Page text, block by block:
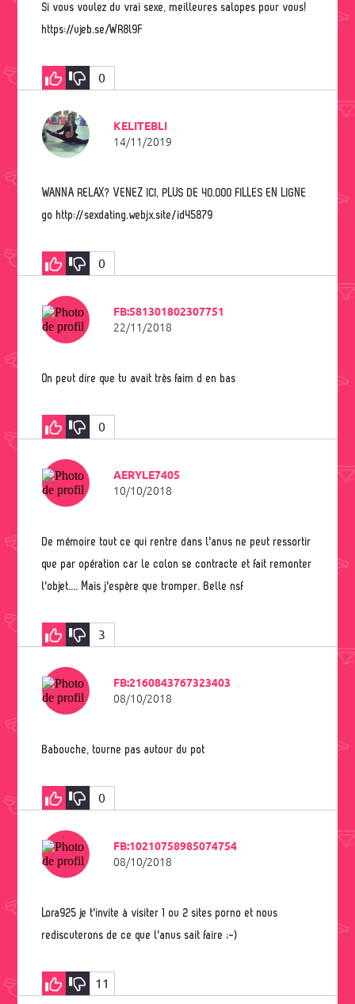
Si vous voulez du vrai sexe, meilleures salopes pour vous!
https://ujeb.se/WR8l9F
0
KELITEBLI
14/11/2019
WANNA RELAX? VENEZ ICI, PLUS DE 40.000 FILLES EN LIGNE
go http://sexdating.webjx.site/id45879
0
FB:581301802307751
22/11/2018
On peut dire que tu avait très faim d en bas
0
AERYLE7405
10/10/2018
De mémoire tout ce qui rentre dans l'anus ne peut ressortir
que par opération car le colon se contracte et fait remonter
l'objet.... Mais j'espère que tromper. Belle nsf
3
FB:2160843767323403
08/10/2018
Babouche, tourne pas autour du pot
0
FB:10210758985074754
08/10/2018
Lora925 je t'invite à visiter 1 ou 2 sites porno et nous
rediscuterons de ce que l'anus sait faire ;-)
11